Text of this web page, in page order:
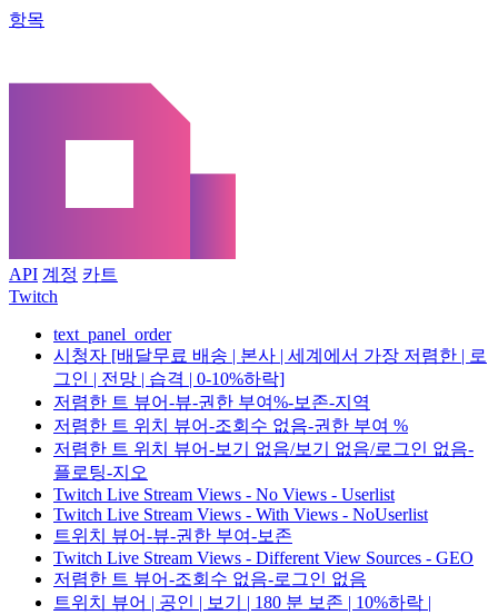
항목
API 계정 카트
Twitch
text_panel_order
시청자 [배달무료 배송 | 본사 | 세계에서 가장 저렴한 | 로
그인 | 전망 | 습격 | 0-10%하락]
저렴한 트 뷰어-뷰-권한 부여%-보존-지역
저렴한 트 위치 뷰어-조회수 없음-권한 부여 %
저렴한 트 위치 뷰어-보기 없음/보기 없음/로그인 없음-
플로팅-지오
Twitch Live Stream Views - No Views - Userlist
Twitch Live Stream Views - With Views - NoUserlist
트위치 뷰어-뷰-권한 부여-보존
Twitch Live Stream Views - Different View Sources - GEO
저렴한 트 뷰어-조회수 없음-로그인 없음
트위치 뷰어 | 공인 | 보기 | 180 분 보존 | 10%하락 |